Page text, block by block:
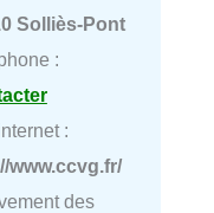
Solliès-Pont
:
:
www.ccvg.fr/
des